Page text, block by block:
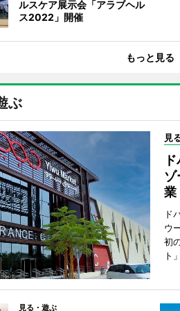
ルスケア展示会「アラブヘル
ス2022」開催
もっと見る
ぶ
見
ゾ
業
ド
ウ
初
ト
見る・遊ぶ